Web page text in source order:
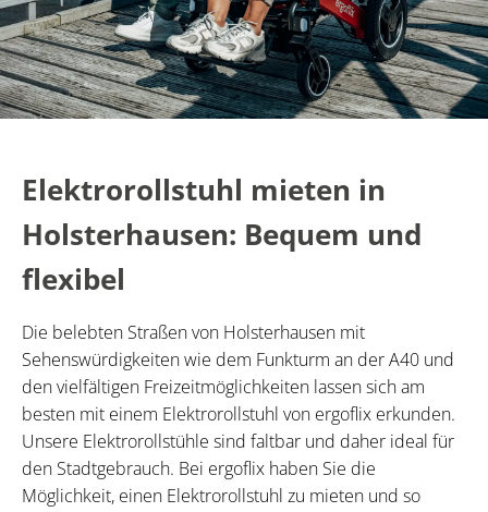
Elektrorollstuhl mieten in
Holsterhausen: Bequem und
flexibel
Die belebten Straßen von Holsterhausen mit
Sehenswürdigkeiten wie dem Funkturm an der A40 und
den vielfältigen Freizeitmöglichkeiten lassen sich am
besten mit einem Elektrorollstuhl von ergoflix erkunden.
Unsere Elektrorollstühle sind faltbar und daher ideal für
den Stadtgebrauch. Bei ergoflix haben Sie die
Möglichkeit, einen Elektrorollstuhl zu mieten und so